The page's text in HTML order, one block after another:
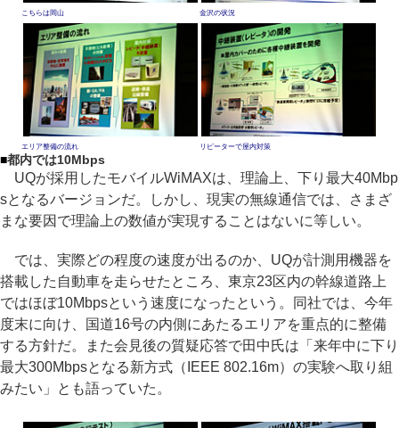
こちらは岡山 金沢の状況
エリア整備の流れ リピーターで屋内対策
■都内では10Mbps
UQが採用したモバイルWiMAXは、理論上、下り最大40Mbp
sとなるバージョンだ。しかし、現実の無線通信では、さまざ
まな要因で理論上の数値が実現することはないに等しい。
では、実際どの程度の速度が出るのか、UQが計測用機器を
搭載した自動車を走らせたところ、東京23区内の幹線道路上
ではほぼ10Mbpsという速度になったという。同社では、今年
度末に向け、国道16号の内側にあたるエリアを重点的に整備
する方針だ。また会見後の質疑応答で田中氏は「来年中に下り
最大300Mbpsとなる新方式（IEEE 802.16m）の実験へ取り組
みたい」とも語っていた。